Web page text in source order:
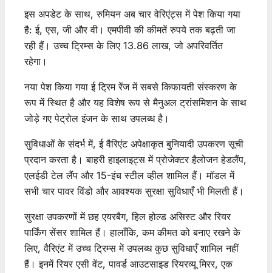
इस अपडेट के साथ, रुमियन अब चार वेरिएंट्स में पेश किया गया
है: ई, एस, जी और वी। एमपीवी की कीमतें रुपये तक बढ़ती जा
रही हैं। उच्च ट्रिम्स के लिए 13.86 लाख, जो अपरिवर्तित
रहेगा।
नया पेश किया गया ई ट्रिम रेंज में सबसे किफायती संस्करण के
रूप में स्थित है और यह विशेष रूप से मैनुअल ट्रांसमिशन के साथ
जोड़े गए पेट्रोल इंजन के साथ उपलब्ध है।
सुविधाओं के संदर्भ में, ई वैरिएंट अपेक्षाकृत बुनियादी उपकरण सूची
प्रदान करता है। बाहरी हाइलाइट्स में प्रोजेक्टर हैलोजन हेडलैंप,
एलईडी टेल लैंप और 15-इंच स्टील व्हील शामिल हैं। मॉडल में
सभी चार पावर विंडो और आवश्यक सुरक्षा सुविधाएँ भी मिलती हैं।
सुरक्षा उपकरणों में छह एयरबैग, हिल होल्ड असिस्ट और रियर
पार्किंग सेंसर शामिल हैं। हालाँकि, कम कीमत को बनाए रखने के
लिए, वैरिएंट में उच्च ट्रिम्स में उपलब्ध कुछ सुविधाएँ शामिल नहीं
हैं। इनमें रियर एसी वेंट, पावर्ड आउटसाइड रियरव्यू मिरर, एक